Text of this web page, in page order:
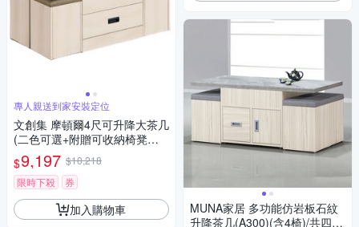
專人親送到家安裝定位
文創集 摩頓爾4尺可升降大茶几
(二色可選+附贈可收納椅凳四
張)-120x60x54cm免組
$9,197 $10,218
限時下殺
券
加入購物車
MUNA家居 多功能仿岩板石紋
升降茶几(A300)(含4椅)/共四色